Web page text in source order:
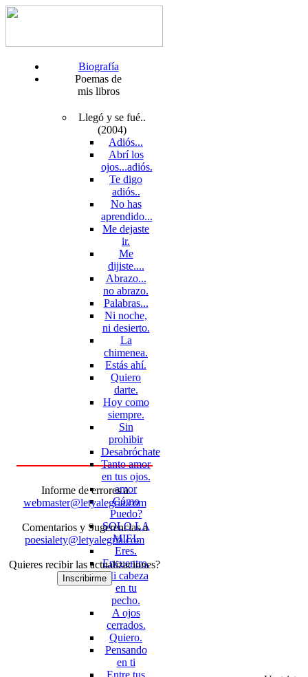
Biografía
Poemas de
mis libros
Llegó y se fué..
(2004)
Adiós...
Abrí los
ojos...adiós.
Te digo
adiós..
No has
aprendido...
Me dejaste
ir.
Me
dijiste....
Abrazo...
no abrazo.
Palabras...
Ni noche,
ni desierto.
La
chimenea.
Estás ahí.
Quiero
darte.
Hoy como
siempre.
Sin
prohibir
Desabróchate
Tanto amor
en tus ojos.
amor
Cómo
Puedo?
SOLO LA
MIEL
Eres.
Encuentro.
Mi cabeza
en tu
pecho.
A ojos
cerrados.
Quiero.
Pensando
en ti
Entre tus
Informe de errores a
webmaster@letyalegria.com
Comentarios y Sugerencias a
poesialety@letyalegria.com
Quieres recibir las actualizaciones?
Inscribirme